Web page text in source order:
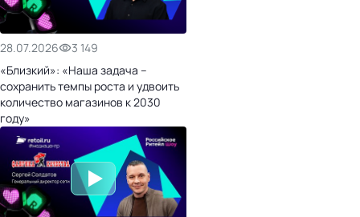
28.07.2026
3 149
«Близкий»: «Наша задача –
сохранить темпы роста и удвоить
количество магазинов к 2030
году»